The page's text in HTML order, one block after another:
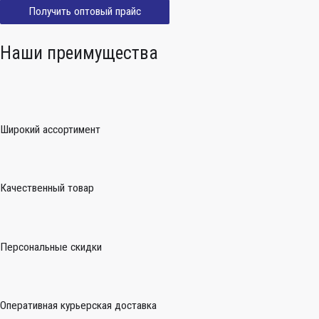
Получить оптовый прайс
Наши преимущества
Широкий ассортимент
Качественный товар
Персональные скидки
Оперативная курьерская доставка